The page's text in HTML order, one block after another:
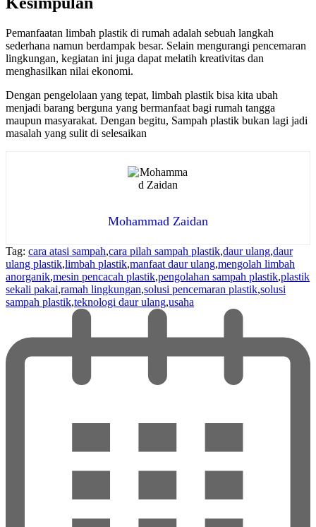
Pemanfaatan limbah plastik di rumah adalah sebuah langkah
sederhana namun berdampak besar. Selain mengurangi pencemaran
lingkungan, kegiatan ini juga dapat melatih kreativitas dan
menghasilkan nilai ekonomi.
Dengan pengelolaan yang tepat, limbah plastik bisa kita ubah
menjadi barang berguna yang bermanfaat bagi rumah tangga
maupun masyarakat. Dengan begitu, Sampah plastik bukan lagi jadi
masalah yang sulit di selesaikan
Mohammad Zaidan
Tag: cara atasi sampah,cara pilah sampah plastik,daur ulang,daur
ulang plastik,limbah plastik,manfaat daur ulang,mengolah limbah
anorganik,mesin pencacah plastik,pengolahan sampah plastik,plastik
sekali pakai,ramah lingkungan,solusi pencemaran plastik,solusi
sampah plastik,teknologi daur ulang,usaha